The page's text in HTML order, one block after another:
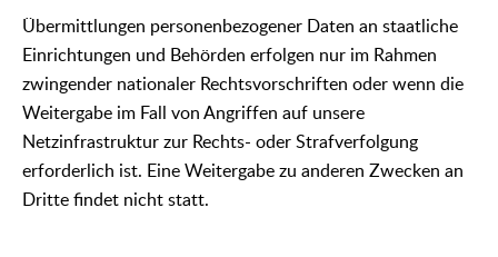
Übermittlungen personenbezogener Daten an staatliche
Einrichtungen und Behörden erfolgen nur im Rahmen
zwingender nationaler Rechtsvorschriften oder wenn die
Weitergabe im Fall von Angriffen auf unsere
Netzinfrastruktur zur Rechts- oder Strafverfolgung
erforderlich ist. Eine Weitergabe zu anderen Zwecken an
Dritte findet nicht statt.